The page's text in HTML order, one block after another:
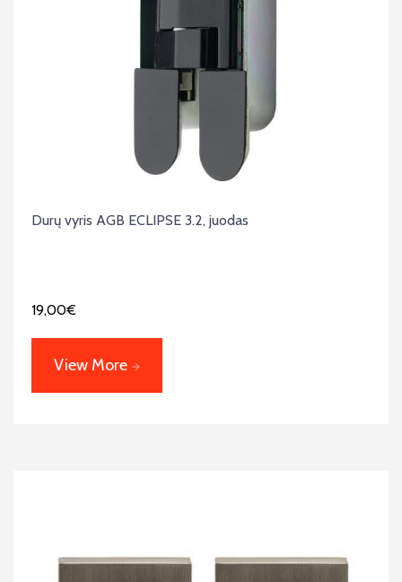
Durų vyris AGB ECLIPSE 3.2, juodas
19,00€
View More